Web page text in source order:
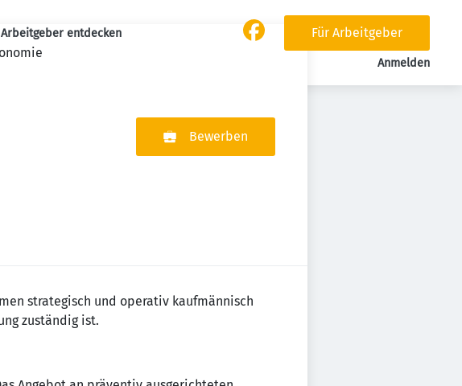
Navigation
Arbeitgeber entdecken
Für Arbeitgeber
Anmelden
Bewerben
strategisch und operativ kaufmännisch
zuständig ist.